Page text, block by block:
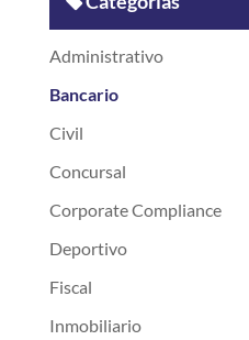
Administrativo
Bancario
Civil
Concursal
Corporate Compliance
Deportivo
Fiscal
Inmobiliario